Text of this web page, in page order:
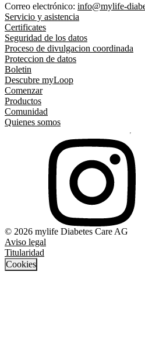
Correo electrónico: info@mylife-
Servicio y asistencia
Certificates
Seguridad de los datos
Proceso de divulgacion coordinada
Proteccion de datos
Boletin
Descubre myLoop
Comenzar
Productos
Comunidad
Quienes somos
© 2026 mylife Diabetes Care AG
Aviso legal
Titularidad
Cookies